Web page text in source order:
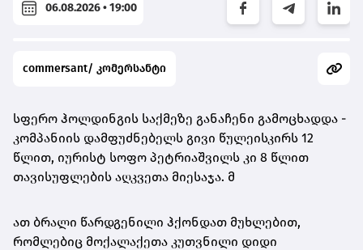
06.08.2026 • 19:00
commersant/ კომერსანტი
სფერო ჰოლდინგის საქმეზე განაჩენი გამოცხადდა -
კომპანიის დამფუძნებელს გივი წულეისკირს 12
წლით, იურისტ სოფო პეტრიაშვილს კი 8 წლით
თავისუფლების აღკვეთა მიესაჯა. მ
ათ ბრალი წარდგენილი ჰქონდათ მუხლებით,
რომლებიც მოქალაქეთა კუთვნილი დიდი